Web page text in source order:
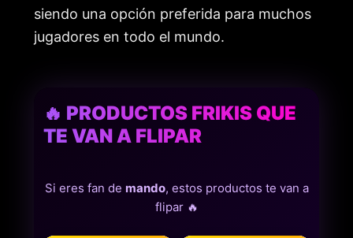
siendo una opción preferida para muchos
jugadores en todo el mundo.
🔥 PRODUCTOS FRIKIS QUE
TE VAN A FLIPAR
Si eres fan de mando, estos productos te van a
flipar 🔥